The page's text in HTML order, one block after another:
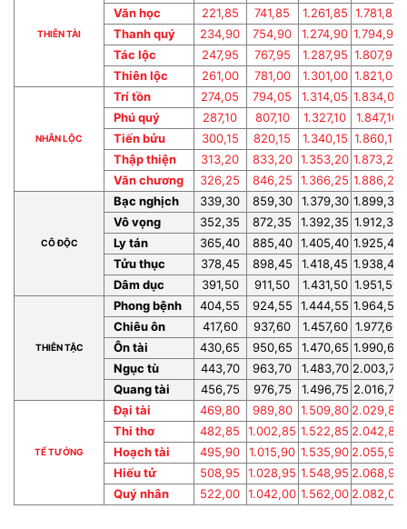
THIÊN TÀI
Văn học
Thanh quý
Tác lộc
Thiên lộc
NHÂN LỘC
Trí tồn
Phú quý
Tiến bửu
Thập thiện
Văn chương
CÔ ĐỘC
Bạc nghịch
Vô vọng
Ly tán
Tửu thục
Dâm dục
THIÊN TẶC
Phong bệnh
Chiêu ôn
Ôn tài
Ngục tù
Quang tài
TỂ TƯỚNG
Đại tài
Thi thơ
Hoạch tài
Hiếu tử
Quý nhân
221,85
741,85 1.261,85 1.781,85
234,90
754,90 1.274,90 1.794,90
247,95
767,95 1.287,95 1.807,95
261,00
781,00 1.301,00 1.821,00
274,05
794,05 1.314,05 1.834,05
287,10
807,10 1.327,10 1.847,10
300,15
820,15 1.340,15 1.860,15
313,20
833,20 1.353,20 1.873,20
326,25
846,25 1.366,25 1.886,25
339,30
859,30 1.379,30 1.899,30
352,35
872,35 1.392,35 1.912,35
365,40
885,40 1.405,40 1.925,40
378,45
898,45 1.418,45 1.938,45
391,50
911,50 1.431,50 1.951,50
404,55
924,55 1.444,55 1.964,55
417,60
937,60 1.457,60 1.977,60
430,65
950,65 1.470,65 1.990,65
443,70
963,70 1.483,70 2.003,70
456,75
976,75 1.496,75 2.016,75
469,80
989,80 1.509,80 2.029,80
482,85
1.002,85 1.522,85 2.042,85
495,90
1.015,90 1.535,90 2.055,90
508,95
1.028,95 1.548,95 2.068,95
522,00 1.042,00 1.562,00 2.082,00